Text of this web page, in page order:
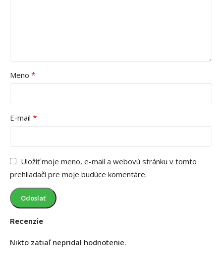
Recenzie
Nikto zatiaľ nepridal hodnotenie.
Meno *
E-mail *
Uložiť moje meno, e-mail a webovú stránku v tomto
prehliadači pre moje budúce komentáre.